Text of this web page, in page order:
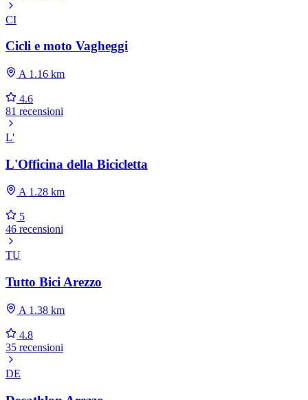
CI
Cicli e moto Vagheggi
A 1.16 km
4.6
81 recensioni
L'
L'Officina della Bicicletta
A 1.28 km
5
46 recensioni
TU
Tutto Bici Arezzo
A 1.38 km
4.8
35 recensioni
DE